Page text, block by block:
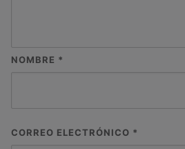
NOMBRE *
CORREO ELECTRÓNICO *